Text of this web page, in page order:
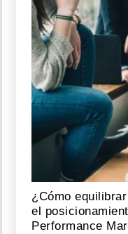
¿Cómo
el
Performance